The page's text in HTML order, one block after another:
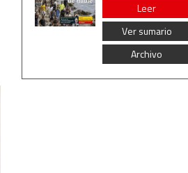
Leer
Ver sumario
Archivo